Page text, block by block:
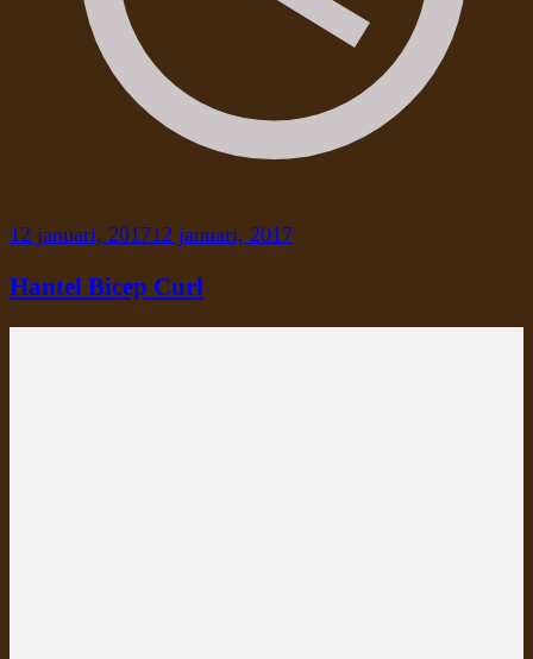
12 januari, 201712 januari, 2017
Hantel Bicep Curl